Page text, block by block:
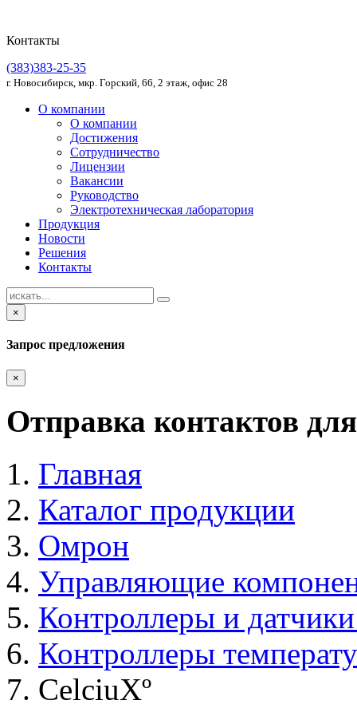
Контакты
(383)383-25-35
г. Новосибирск, мкр. Горский, 66, 2 этаж, офис 28
О компании
О компании
Достижения
Сотрудничество
Лицензии
Вакансии
Руководство
Электротехническая лаборатория
Продукция
Новости
Решения
Контакты
×
Запрос предложения
×
Отправка контактов
Главная
Каталог продукции
Омрон
Управляющие
Контроллеры и
Контроллеры
CelciuXº